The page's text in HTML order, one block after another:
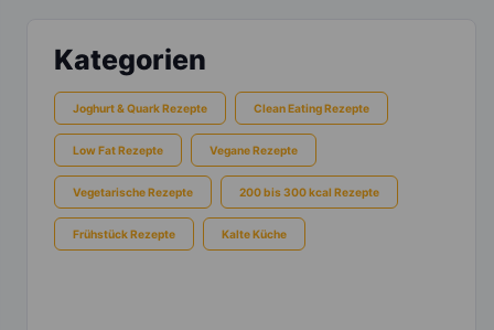
Kategorien
Joghurt & Quark Rezepte Clean Eating Rezepte
Low Fat Rezepte Vegane Rezepte
Vegetarische Rezepte 200 bis 300 kcal Rezepte
Frühstück Rezepte Kalte Küche